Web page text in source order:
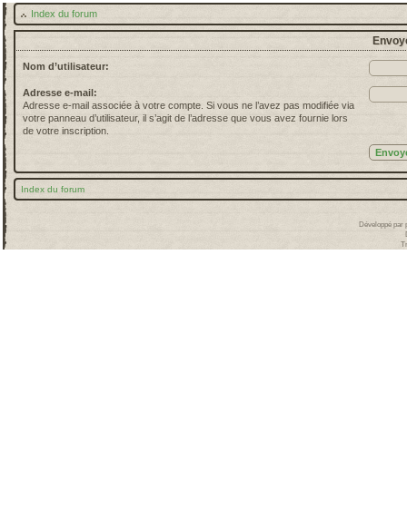
Index du forum
Nom d’utilisateur:
Adresse e-mail:
Adresse e-mail associée à votre compte. Si vous ne l’avez pas modifiée via
votre panneau d’utilisateur, il s’agit de l’adresse que vous avez fournie lors
de votre inscription.
Index du forum
Développé par